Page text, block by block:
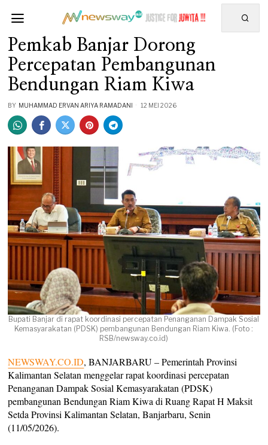
Pemkab Banjar Dorong
Percepatan Pembangunan
Bendungan Riam Kiwa
BY MUHAMMAD ERVAN ARIYA RAMADANI 12 MEI 2026
Bupati Banjar di rapat koordinasi percepatan Penanganan Dampak Sosial
Kemasyarakatan (PDSK) pembangunan Bendungan Riam Kiwa. (Foto :
RSB/newsway.co.id)
NEWSWAY.CO.ID, BANJARBARU – Pemerintah Provinsi
Kalimantan Selatan menggelar rapat koordinasi percepatan
Penanganan Dampak Sosial Kemasyarakatan (PDSK)
pembangunan Bendungan Riam Kiwa di Ruang Rapat H Maksit
Setda Provinsi Kalimantan Selatan, Banjarbaru, Senin
(11/05/2026).